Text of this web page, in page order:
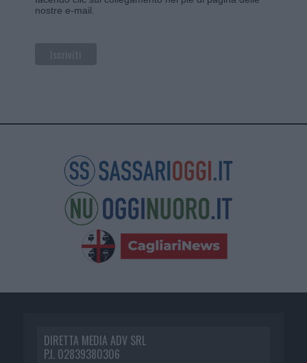
nostre e-mail.
DIRETTA MEDIA ADV SRL
P.I. 02839380306